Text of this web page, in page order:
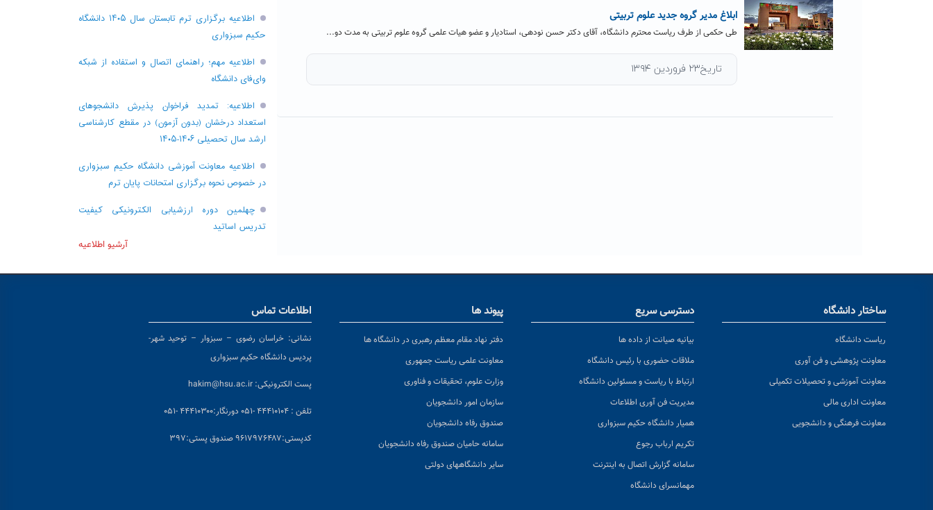
ابلاغ مدیر گروه جدید علوم تربیتی
طی حکمی از طرف ریاست محترم دانشگاه، آقای دکتر حسن نودهی، استادیار و عضو هیات علمی گروه علوم تربیتی به مدت دو...
تاریخ۲۳ فروردین ۱۳۹۴
اطلاعیه برگزاری ترم تابستان سال ۱۴۰۵ دانشگاه
حکیم سبزواری
اطلاعیه مهم؛ راهنمای اتصال و استفاده از شبکه
وای‌فای دانشگاه
اطلاعیه: تمدید فراخوان پذیرش دانشجو‌های
استعداد درخشان (بدون آزمون) در مقطع کارشناسی
ارشد سال تحصیلی ۱۴۰۶-۱۴۰۵
اطلاعیه معاونت آموزشی دانشگاه حکیم سبزواری
در خصوص نحوه برگزاری امتحانات پایان ترم
چهلمین دوره ارزشیابی الکترونیکی کیفیت
تدریس اساتید
آرشیو اطلاعیه
ساختار دانشگاه
ریاست دانشگاه
معاونت پژوهشی و فن آوری
معاونت آموزشی و تحصیلات تکمیلی
معاونت اداری مالی
معاونت فرهنگی و دانشجویی
دسترسی سریع
بیانیه صیانت از داده ها
ملاقات حضوری با رئیس دانشگاه
ارتباط با ریاست و مسئولین دانشگاه
مدیریت فن آوری اطلاعات
همیار دانشگاه حکیم سبزواری
تکریم ارباب رجوع
سامانه گزارش اتصال به اینترنت
مهمانسرای دانشگاه
پیوند ها
دفتر نهاد مقام معظم رهبری در دانشگاه ها
معاونت علمی ریاست جمهوری
وزارت علوم، تحقیقات و فناوری
سازمان امور دانشجویان
صندوق رفاه دانشجویان
سامانه حامیان صندوق رفاه دانشجویان
سایر دانشگاههای دولتی
اطلاعات تماس
نشانی: خراسان رضوی – سبزوار – توحید شهر-
پردیس دانشگاه حکیم سبزواری
پست الکترونیکی: hakim@hsu.ac.ir
تلفن : ۴۴۴۱۰۱۰۴ -۰۵۱ دورنگار:۴۴۴۱۰۳۰۰ -۰۵۱
کدپستی:۹۶۱۷۹۷۶۴۸۷ صندوق پستی:۳۹۷